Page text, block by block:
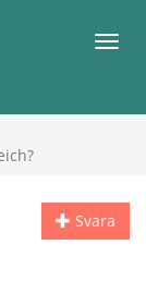
Meny
Svara